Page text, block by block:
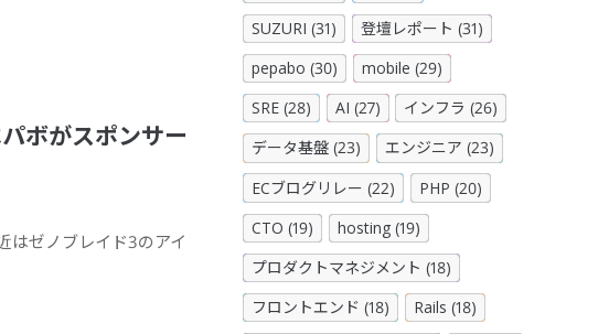
ボがスポンサー
はゼノブレイド3のアイ
SUZURI (31)
登壇レポート (31)
pepabo (30)
mobile (29)
SRE (28)
AI (27)
インフラ (26)
データ基盤 (23)
エンジニア (23)
ECブログリレー (22)
PHP (20)
CTO (19)
hosting (19)
プロダクトマネジメント (18)
フロントエンド (18)
Rails (18)